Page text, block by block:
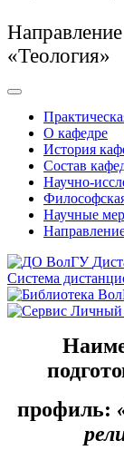
«Теология»
О кафедре
История
Состав
Научно-
Научные
Система
профиль: